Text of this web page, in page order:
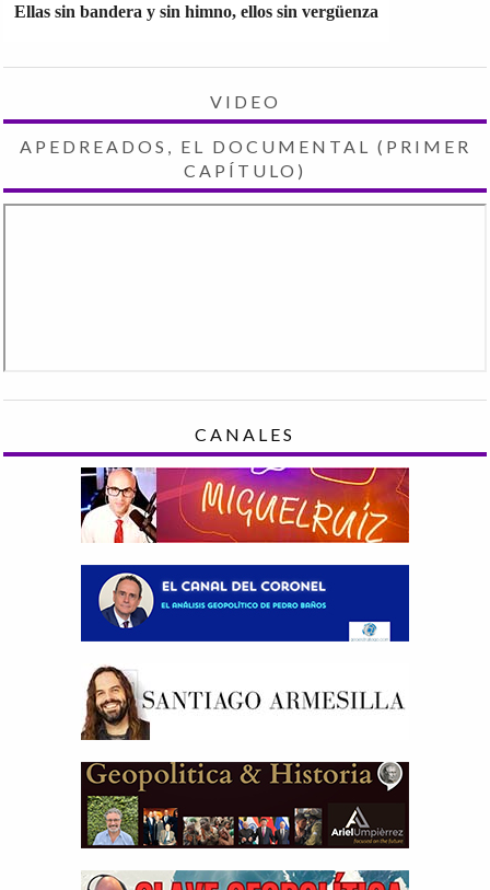
Ellas sin bandera y sin himno, ellos sin vergüenza
VIDEO
APEDREADOS, EL DOCUMENTAL (PRIMER
CAPÍTULO)
CANALES